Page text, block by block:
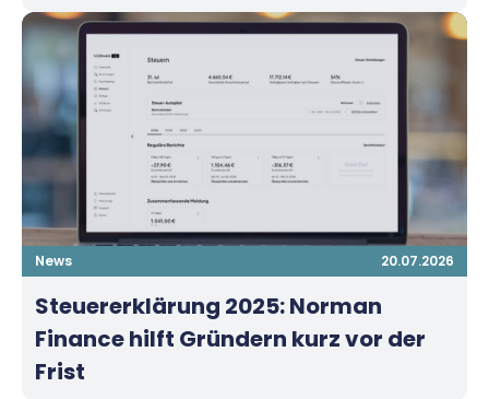
20.07.2026
News
Steuererklärung 2025: Norman
Finance hilft Gründern kurz vor der
Frist